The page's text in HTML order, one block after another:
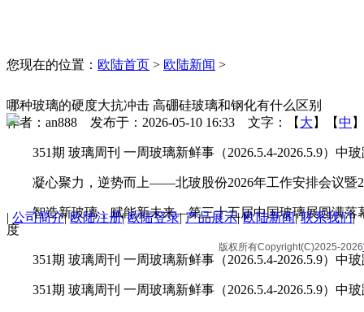
您现在的位置： 欧陆首页 > 欧陆新闻 >
哪种玻璃的硬度大抗冲击 高硼硅玻璃和钢化有什么区别
作者：an888 发布于：2026-05-10 16:33 文字：【 大 】【中
351期 玻璃周刊 一周玻璃新鲜事（2026.5.4-2026.5.9）中
凝心聚力，逆势而上——北玻股份2026年工作安排会议暨
智造新玻璃，赋能新未来—第三十五届中国玻璃展圆满落
度
351期 玻璃周刊 一周玻璃新鲜事（2026.5.4-2026.5.9）中
351期 玻璃周刊 一周玻璃新鲜事（2026.5.4-2026.5.9）中
| 公司简介|欧陆注册|欧陆登录|产品展示|欧陆新闻|联系我们|
版权所有Copyright(C)2025-2026